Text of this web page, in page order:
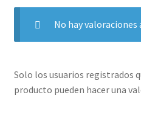
No hay valoraciones
Solo los usuarios registrados
producto pueden hacer una